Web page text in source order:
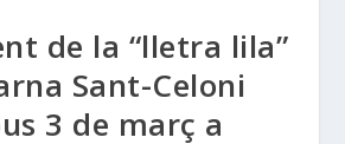
de la “lletra lila”
Sant-Celoni
3 de març a